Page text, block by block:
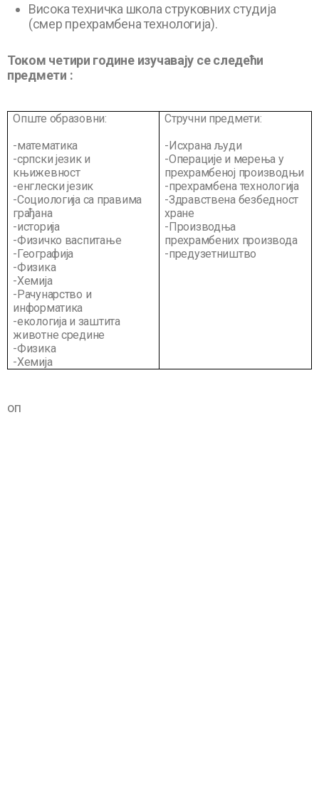
Висока техничка школа струковних студија
(смер прехрамбена технологија).
Током четири године изучавају се следећи
предмети :
Опште образовни:
-математика
-српски језик и
књижевност
-енглески језик
-Социологија са правима
грађана
-историја
-Физичко васпитање
-Географија
-Физика
-Хемија
-Рачунарство и
информатика
-екологија и заштита
животне средине
-Физика
-Хемија
Стручни предмети:
-Исхрана људи
-Операције и мерења у
прехрамбеној производњи
-прехрамбена технологија
-Здравствена безбедност
хране
-Производња
прехрамбених производа
-предузетништво
оп